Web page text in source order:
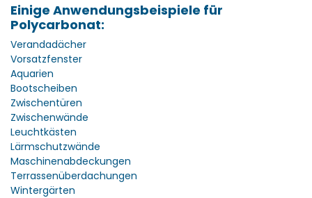
Einige Anwendungsbeispiele für
Polycarbonat:
Verandadächer
Vorsatzfenster
Aquarien
Bootscheiben
Zwischentüren
Zwischenwände
Leuchtkästen
Lärmschutzwände
Maschinenabdeckungen
Terrassenüberdachungen
Wintergärten